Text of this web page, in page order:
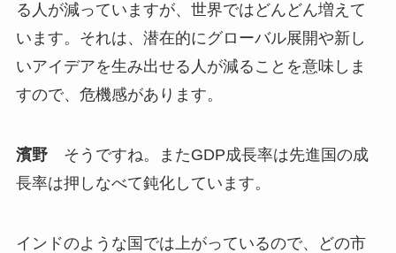
る人が減っていますが、世界ではどんどん増えて
います。それは、潜在的にグローバル展開や新し
いアイデアを生み出せる人が減ることを意味しま
すので、危機感があります。
濱野そうですね。またGDP成長率は先進国の成
長率は押しなべて鈍化しています。
インドのような国では上がっているので、どの市